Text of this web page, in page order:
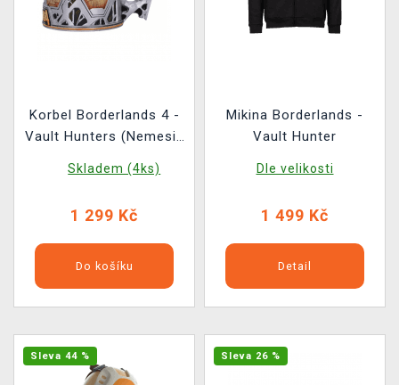
Korbel Borderlands 4 -
Vault Hunters (Nemesis
Skladem (4ks)
1 299 Kč
Do košíku
Mikina Borderlands -
Vault Hunter
Dle velikosti
1 499 Kč
Detail
Sleva 44 % Sleva 26 %